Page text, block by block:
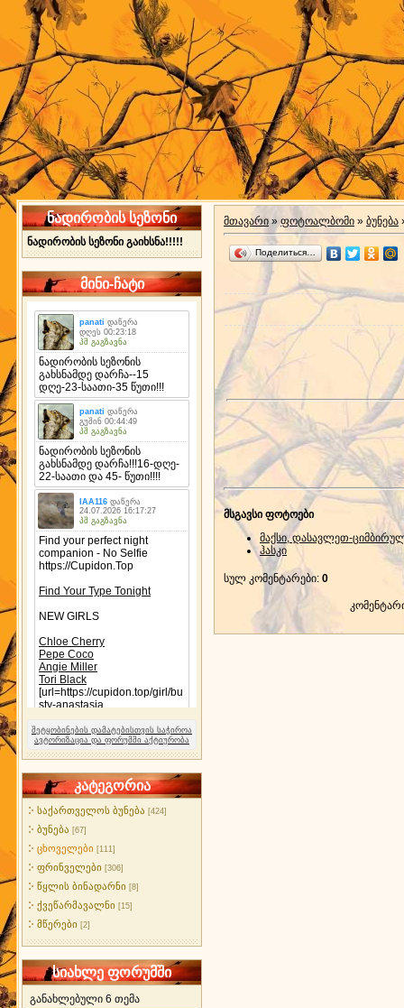
ნადირობის სეზონი
ნადირობის სეზონი გაიხსნა!!!!!
მინი-ჩატი
შეტყობინების დამატებისთვის საჭიროა
ავტორიზაცია და ფორუმში აქტიურობა
კატეგორია
საქართველოს ბუნება [424]
ბუნება [67]
ცხოველები [111]
ფრინველები [306]
წყლის ბინადარნი [8]
ქვეწარმავალნი [15]
მწერები [2]
სიახლე ფორუმში
განახლებული 6 თემა
მთავარი » ფოტოალბომი » ბუნება
Поделиться…
მსგავსი ფოტოები
მაქსი, დასავლეთ-
ჰასკი
სულ კომენტარები: 0